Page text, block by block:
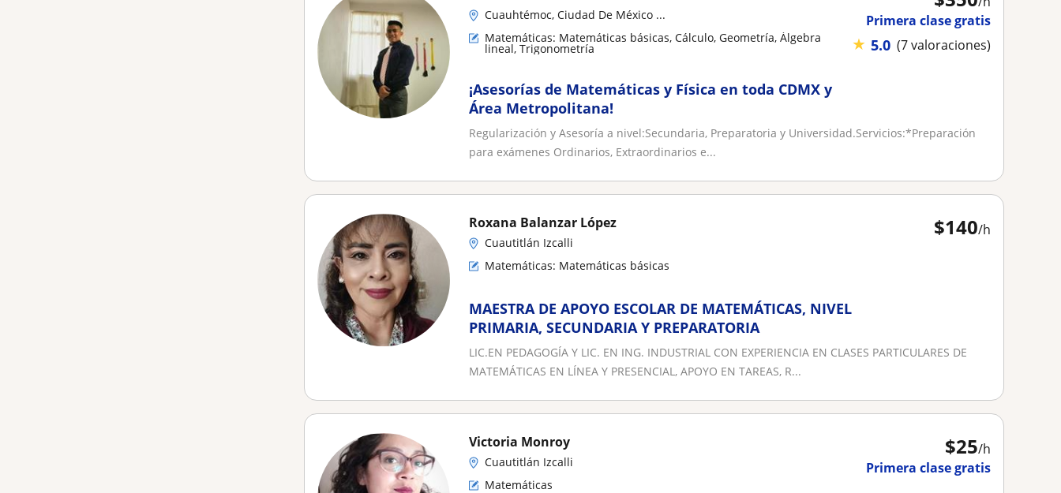
Primera clase gratis
★ 5.0 (7 valoraciones)
Cuauhtémoc, Ciudad De México ...
Matemáticas: Matemáticas básicas, Cálculo, Geometría, Álgebra
lineal, Trigonometría
¡Asesorías de Matemáticas y Física en toda CDMX y
Área Metropolitana!
Regularización y Asesoría a nivel:Secundaria, Preparatoria y Universidad.Servicios:*Preparación
para exámenes Ordinarios, Extraordinarios e...
$140/h
Roxana Balanzar López
Cuautitlán Izcalli
Matemáticas: Matemáticas básicas
MAESTRA DE APOYO ESCOLAR DE MATEMÁTICAS, NIVEL
PRIMARIA, SECUNDARIA Y PREPARATORIA
LIC.EN PEDAGOGÍA Y LIC. EN ING. INDUSTRIAL CON EXPERIENCIA EN CLASES PARTICULARES DE
MATEMÁTICAS EN LÍNEA Y PRESENCIAL, APOYO EN TAREAS, R...
$25/h
Primera clase gratis
Victoria Monroy
Cuautitlán Izcalli
Matemáticas